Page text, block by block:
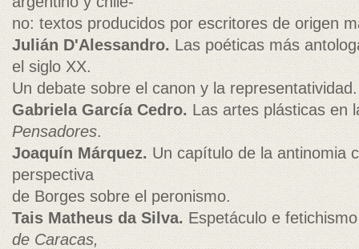
no: textos producidos por escritores de origen
Julián D'Alessandro. Las poéticas más
el siglo XX.
Un debate sobre el canon y la representatividad.
Gabriela García Cedro.Las artes plásticas en
Pensadores.
Joaquín Márquez.Un capítulo de la antinomia
perspectiva
de Borges sobre el peronismo.
Tais Matheus da Silva.Espetáculo e
de Caracas,